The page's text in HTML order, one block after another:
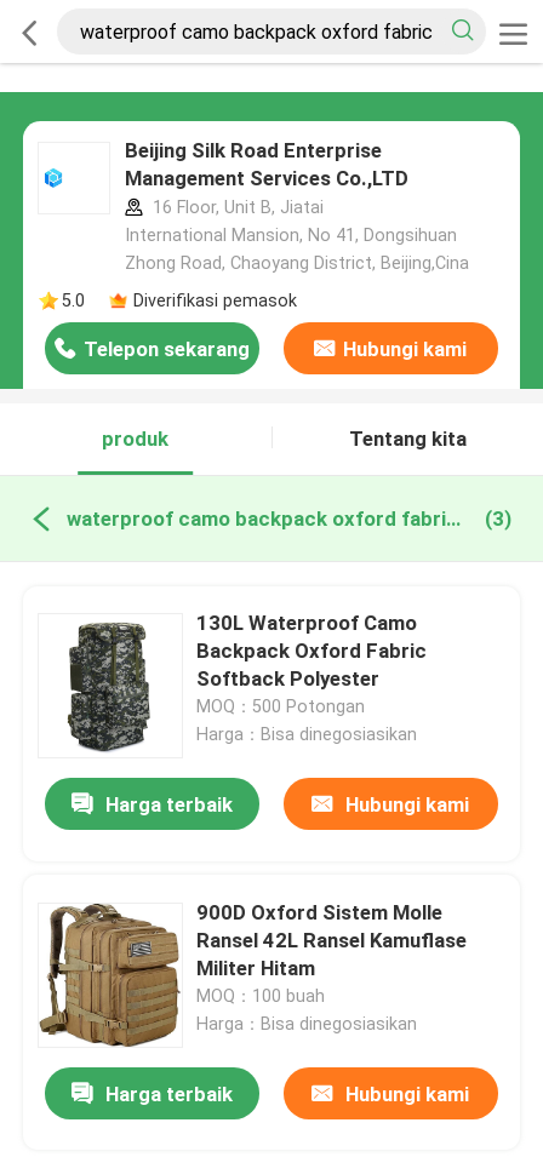
Beijing Silk Road Enterprise
Management Services Co.,LTD
16 Floor, Unit B, Jiatai
International Mansion, No 41, Dongsihuan
Zhong Road, Chaoyang District, Beijing,Cina
5.0
Diverifikasi pemasok
Telepon sekarang Hubungi kami
produk Tentang kita
waterproof camo backpack oxford fabric pembuatan online (3)
130L Waterproof Camo
Backpack Oxford Fabric
Softback Polyester
MOQ：500 Potongan
Harga：Bisa dinegosiasikan
Harga terbaik Hubungi kami
900D Oxford Sistem Molle
Ransel 42L Ransel Kamuflase
Militer Hitam
MOQ：100 buah
Harga：Bisa dinegosiasikan
Harga terbaik Hubungi kami